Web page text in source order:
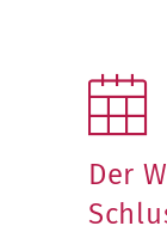
Der